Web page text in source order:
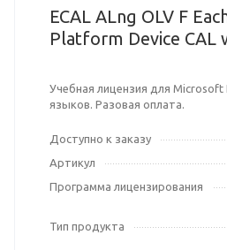
ECAL ALng OLV F
Platform Device CAL
Учебная лицензия для Microsoft
языков. Разовая оплата.
Доступно к заказу
Артикул
Программа лицензирования
Тип продукта